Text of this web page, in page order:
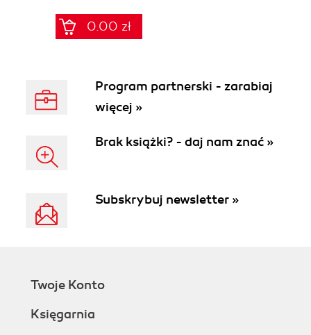
0.00 zł
Program partnerski - zarabiaj
więcej »
Brak książki? - daj nam znać »
Subskrybuj newsletter »
Twoje Konto
Księgarnia